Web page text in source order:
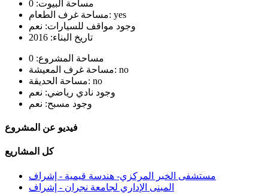
مساحة البيوت: 0
مساحة غرف الطعام: yes
وجود مواقف للسيارات: نعم
تاريخ البناء: 2016
مساحة المشروع: 0
مساحة غرف المعيشة: no
مساحة الحديقة: no
وجود نادي رياضي: نعم
وجود مسبح: نعم
فيديو عن المشروع
كل المشاريع
مستشفى الخبر المركزي- هندسة قيمية - إشراف
المبنى الإداري لجامعة نجران - إشراف